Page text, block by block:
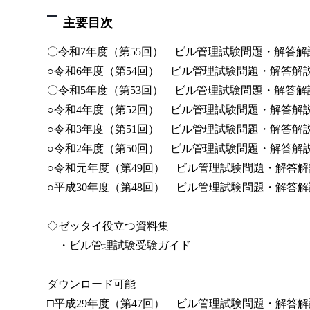
主要目次
〇令和7年度（第55回） ビル管理試験問題・解答解
○令和6年度（第54回） ビル管理試験問題・解答解
〇令和5年度（第53回） ビル管理試験問題・解答解
○令和4年度（第52回） ビル管理試験問題・解答解
○令和3年度（第51回） ビル管理試験問題・解答解
○令和2年度（第50回） ビル管理試験問題・解答解
○令和元年度（第49回） ビル管理試験問題・解答解
○平成30年度（第48回） ビル管理試験問題・解答解
◇ゼッタイ役立つ資料集
・ビル管理試験受験ガイド
ダウンロード可能
□平成29年度（第47回） ビル管理試験問題・解答解